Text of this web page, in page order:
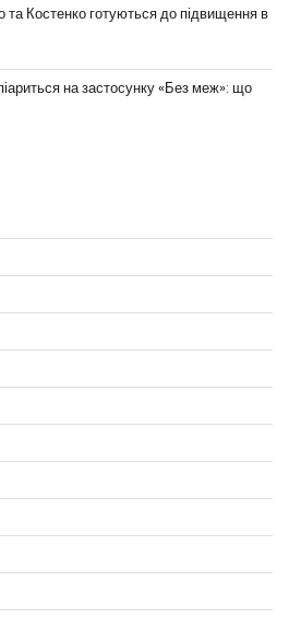
Костенко готуються до підвищення в
на застосунку «Без меж»: що